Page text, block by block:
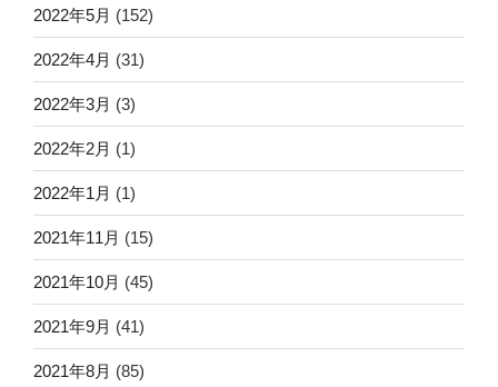
2022年5月 (152)
2022年4月 (31)
2022年3月 (3)
2022年2月 (1)
2022年1月 (1)
2021年11月 (15)
2021年10月 (45)
2021年9月 (41)
2021年8月 (85)